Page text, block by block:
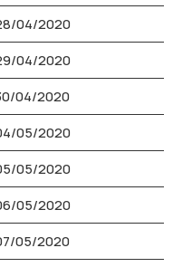
04/2020
04/2020
04/2020
05/2020
05/2020
05/2020
05/2020